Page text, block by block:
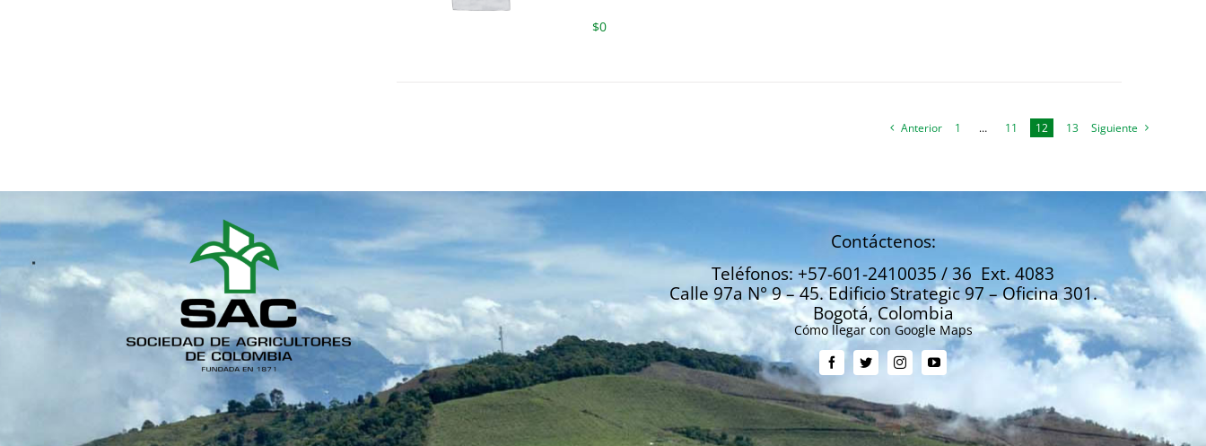
$0
Anterior 1 … 11 12 13 Siguiente
Contáctenos:
Teléfonos: +57-601-2410035 / 36 Ext. 4083
Calle 97a N° 9 – 45. Edificio Strategic 97 – Oficina 301.
Bogotá, Colombia
Cómo llegar con Google Maps